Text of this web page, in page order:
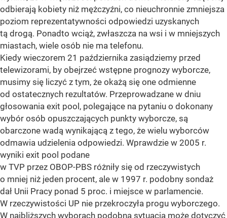
odbierają kobiety niż mężczyźni, co nieuchronnie zmniejsza
poziom reprezentatywności odpowiedzi uzyskanych
tą drogą. Ponadto wciąż, zwłaszcza na wsi i w mniejszych
miastach, wiele osób nie ma telefonu.
Kiedy wieczorem 21 października zasiądziemy przed
telewizorami, by obejrzeć wstępne prognozy wyborcze,
musimy się liczyć z tym, że okażą się one odmienne
od ostatecznych rezultatów. Przeprowadzane w dniu
głosowania exit pool, polegające na pytaniu o dokonany
wybór osób opuszczających punkty wyborcze, są
obarczone wadą wynikającą z tego, że wielu wyborców
odmawia udzielenia odpowiedzi. Wprawdzie w 2005 r.
wyniki exit pool podane
w TVP przez OBOP-PBS różniły się od rzeczywistych
o mniej niż jeden procent, ale w 1997 r. podobny sondaż
dał Unii Pracy ponad 5 proc. i miejsce w parlamencie.
W rzeczywistości UP nie przekroczyła progu wyborczego.
W najbliższych wyborach podobna sytuacja może dotyczyć